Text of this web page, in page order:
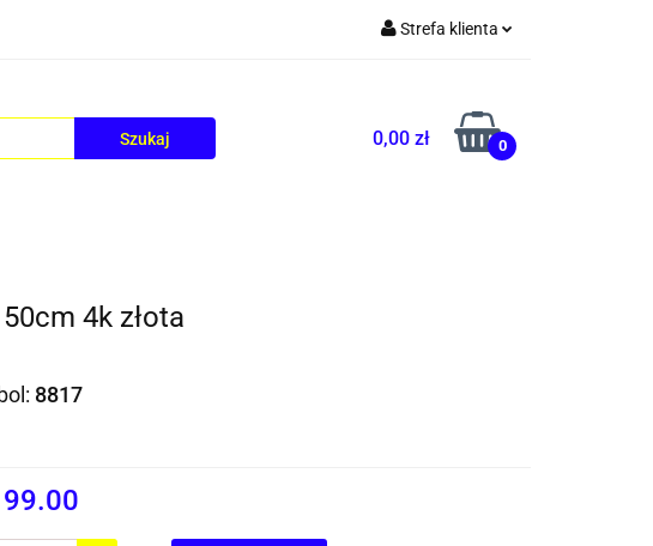
Strefa klienta
Zarejestruj się
Dodaj zgłoszenie
0,00 zł 0
4k złota
8817